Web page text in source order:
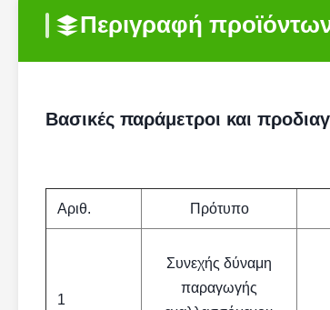
Περιγραφή
Βασικές παράμετροι και
Αριθ. Πρότυπο
1
Συνεχής δύναμη
παραγωγής